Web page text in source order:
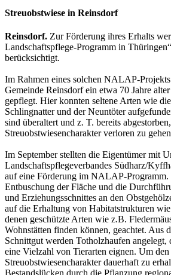
Streuobstwiese in Reinsdorf
Reinsdorf. Zur Förderung ihres Erhalts
Landschaftspflege-Programm in
berücksichtigt.
Im Rahmen eines solchen NALAP-
Gemeinde Reinsdorf ein etwa 70 Jahre
gepflegt. Hier konnten seltene Arten wie
Schlingnatter und der Neuntöter
sind überaltert und z. T. bereits
Streuobstwiesencharakter verloren zu
Im September stellten die Eigentümer mit
Landschaftspflegeverbandes Südharz/
auf eine Förderung im NALAP-Programm.
Entbuschung der Fläche und die
und Erziehungsschnittes an den
auf die Erhaltung von Habitatstrukturen
denen geschützte Arten wie z.B.
Wohnstätten finden können, geachtet. Aus
Schnittgut werden Totholzhaufen angelegt,
eine Vielzahl von Tierarten eignen. Um den
Streuobstwiesencharakter dauerhaft zu